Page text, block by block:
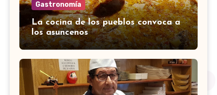
Gastronomía
La cocina de los pueblos convoca a
los asuncenos